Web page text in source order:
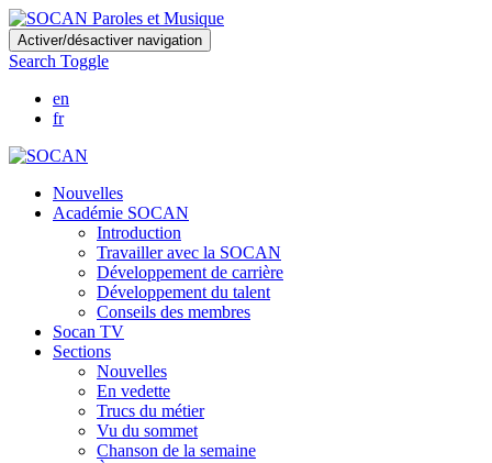
Skip
to
main
content
Activer/désactiver navigation
Search Toggle
en
fr
Nouvelles
Académie SOCAN
Introduction
Travailler avec la SOCAN
Développement de carrière
Développement du talent
Conseils des membres
Socan TV
Sections
Nouvelles
En vedette
Trucs du métier
Vu du sommet
Chanson de la semaine